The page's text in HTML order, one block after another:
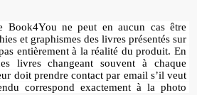
Book4You ne peut en aucun cas être
et graphismes des livres présentés sur
entièrement à la réalité du produit. En
livres changeant souvent à chaque
doit prendre contact par email s’il veut
correspond exactement à la photo